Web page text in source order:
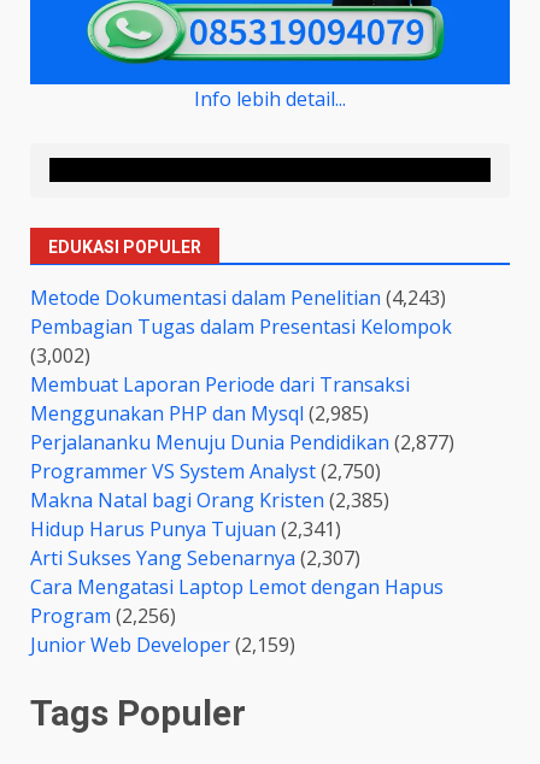
Info lebih detail...
EDUKASI POPULER
Metode Dokumentasi dalam Penelitian (4,243)
Pembagian Tugas dalam Presentasi Kelompok
(3,002)
Membuat Laporan Periode dari Transaksi
Menggunakan PHP dan Mysql (2,985)
Perjalananku Menuju Dunia Pendidikan (2,877)
Programmer VS System Analyst(2,750)
Makna Natal bagi Orang Kristen (2,385)
Hidup Harus Punya Tujuan (2,341)
Arti Sukses Yang Sebenarnya (2,307)
Cara Mengatasi Laptop Lemot dengan Hapus
Program (2,256)
Junior Web Developer(2,159)
Tags Populer